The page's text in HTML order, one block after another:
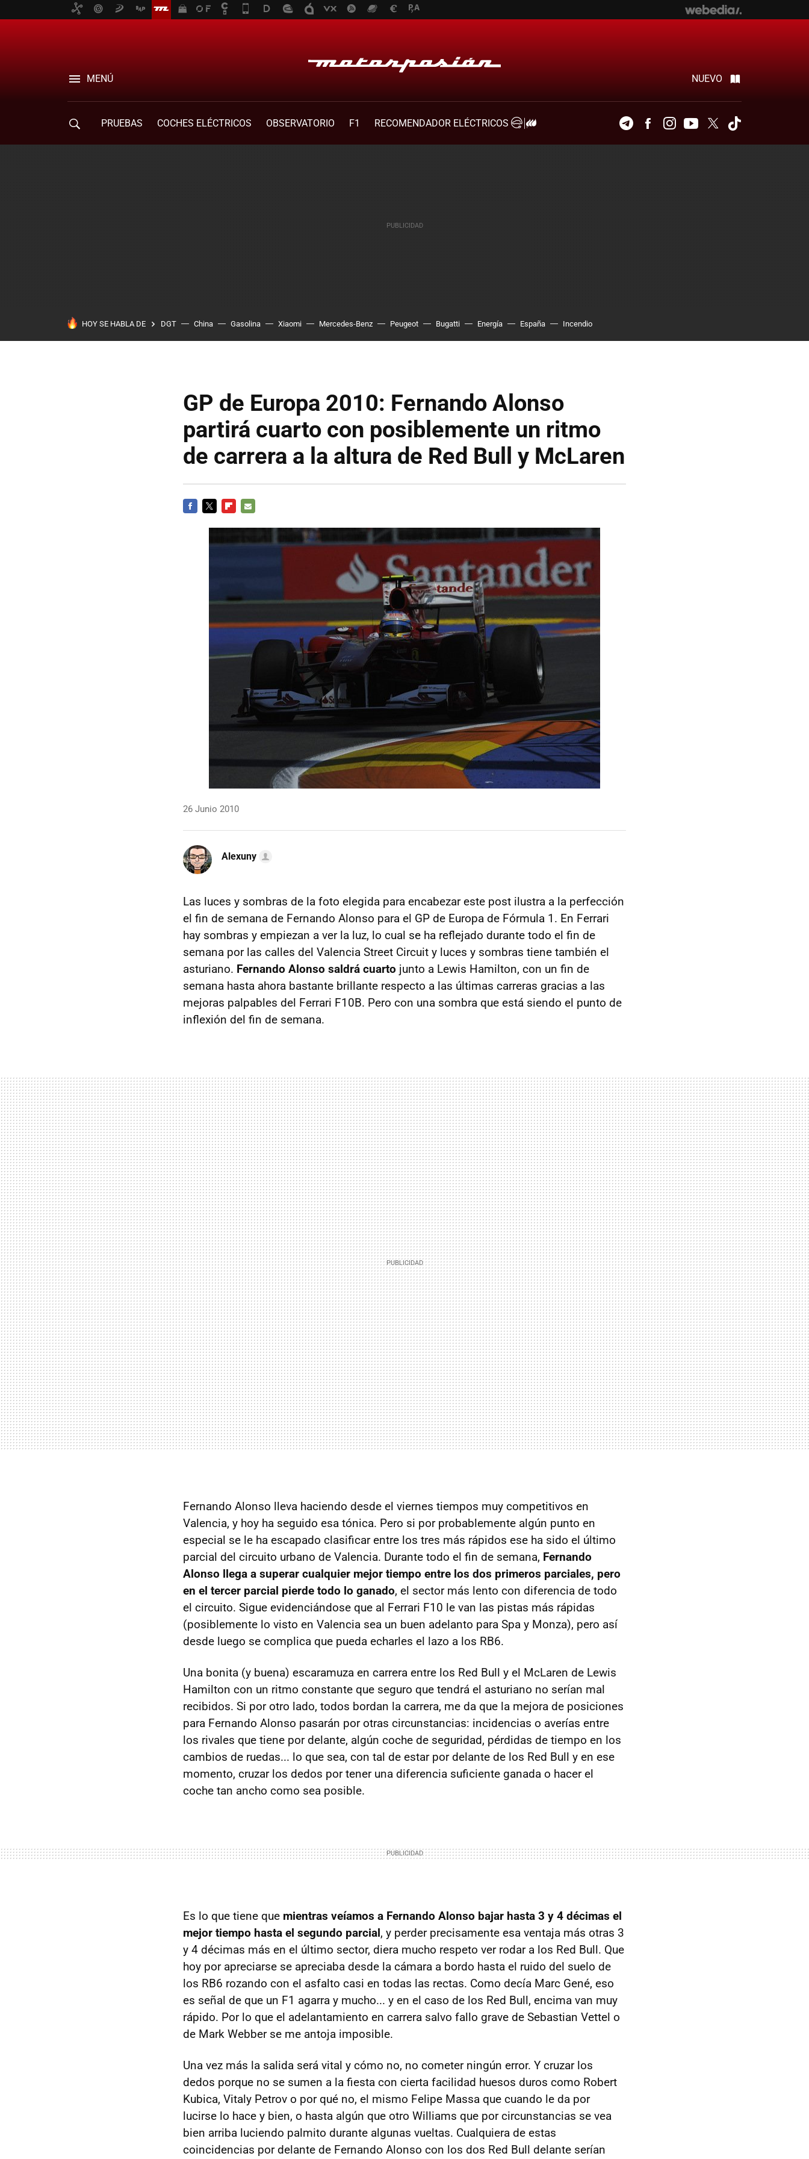
MENÚ NUEVO
PRUEBAS COCHES ELÉCTRICOS OBSERVATORIO F1
RECOMENDADOR ELÉCTRICOS
TelegramFacebookInstagramYoutubeTwitter
HOY SE HABLA DE DGT China Gasolina Xiaomi Mercedes-Benz Peugeot Bugatti Energía España Incendio
GP de Europa 2010: Fernando Alonso
partirá cuarto con posiblemente un ritmo
de carrera a la altura de Red Bull y McLaren
26 Junio 2010
Alexuny
Las luces y sombras de la foto elegida para encabezar este post ilustra a la perfección
el fin de semana de Fernando Alonso para el GP de Europa de Fórmula 1. En Ferrari
hay sombras y empiezan a ver la luz, lo cual se ha reflejado durante todo el fin de
semana por las calles del Valencia Street Circuit y luces y sombras tiene también el
asturiano. Fernando Alonso saldrá cuarto junto a Lewis Hamilton, con un fin de
semana hasta ahora bastante brillante respecto a las últimas carreras gracias a las
mejoras palpables del Ferrari F10B. Pero con una sombra que está siendo el punto de
inflexión del fin de semana.
Fernando Alonso lleva haciendo desde el viernes tiempos muy competitivos en
Valencia, y hoy ha seguido esa tónica. Pero si por probablemente algún punto en
especial se le ha escapado clasificar entre los tres más rápidos ese ha sido el último
parcial del circuito urbano de Valencia. Durante todo el fin de semana, Fernando
Alonso llega a superar cualquier mejor tiempo entre los dos primeros parciales, pero
en el tercer parcial pierde todo lo ganado, el sector más lento con diferencia de todo
el circuito. Sigue evidenciándose que al Ferrari F10 le van las pistas más rápidas
(posiblemente lo visto en Valencia sea un buen adelanto para Spa y Monza), pero así
desde luego se complica que pueda echarles el lazo a los RB6.
Una bonita (y buena) escaramuza en carrera entre los Red Bull y el McLaren de Lewis
Hamilton con un ritmo constante que seguro que tendrá el asturiano no serían mal
recibidos. Si por otro lado, todos bordan la carrera, me da que la mejora de posiciones
para Fernando Alonso pasarán por otras circunstancias: incidencias o averías entre
los rivales que tiene por delante, algún coche de seguridad, pérdidas de tiempo en los
cambios de ruedas... lo que sea, con tal de estar por delante de los Red Bull y en ese
momento, cruzar los dedos por tener una diferencia suficiente ganada o hacer el
coche tan ancho como sea posible.
Es lo que tiene que mientras veíamos a Fernando Alonso bajar hasta 3 y 4 décimas el
mejor tiempo hasta el segundo parcial, y perder precisamente esa ventaja más otras 3
y 4 décimas más en el último sector, diera mucho respeto ver rodar a los Red Bull. Que
hoy por apreciarse se apreciaba desde la cámara a bordo hasta el ruido del suelo de
los RB6 rozando con el asfalto casi en todas las rectas. Como decía Marc Gené, eso
es señal de que un F1 agarra y mucho... y en el caso de los Red Bull, encima van muy
rápido. Por lo que el adelantamiento en carrera salvo fallo grave de Sebastian Vettel o
de Mark Webber se me antoja imposible.
Una vez más la salida será vital y cómo no, no cometer ningún error. Y cruzar los
dedos porque no se sumen a la fiesta con cierta facilidad huesos duros como Robert
Kubica, Vitaly Petrov o por qué no, el mismo Felipe Massa que cuando le da por
lucirse lo hace y bien, o hasta algún que otro Williams que por circunstancias se vea
bien arriba luciendo palmito durante algunas vueltas. Cualquiera de estas
coincidencias por delante de Fernando Alonso con los dos Red Bull delante serían